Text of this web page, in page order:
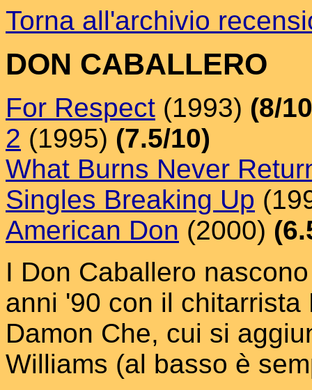
Torna all'archivio
DON CABALLERO
For Respect (1993) (8/
2 (1995) (7.5/10)
What Burns Never
Singles Breaking Up
American Don (2000)
I Don Caballero
anni '90 con il
Damon Che, cui si
Williams (al basso è